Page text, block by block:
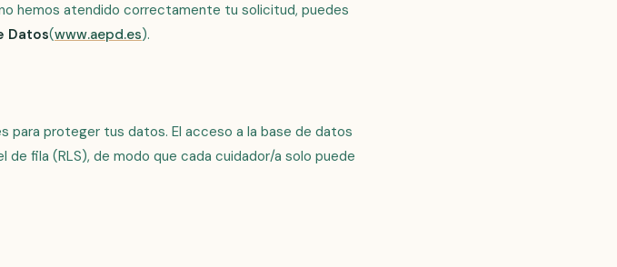
hemos atendido correctamente tu solicitud, puedes
Datos(www.aepd.es).
para proteger tus datos. El acceso a la base de datos
fila (RLS), de modo que cada cuidador/a solo puede